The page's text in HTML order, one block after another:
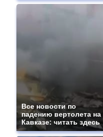
Все новости по
падению вертолета на
Кавказе: читать здесь